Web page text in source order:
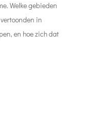
Welke gebieden
in
en hoe zich dat